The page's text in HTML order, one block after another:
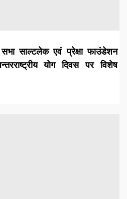
साल्टलेक एवं प्रेक्षा फाउंडेशन
योग दिवस पर विशेष